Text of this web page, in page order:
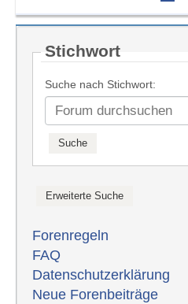
Stichwort
Suche nach Stichwort:
Forenregeln
FAQ
Datenschutzerklärung
Neue Forenbeiträge